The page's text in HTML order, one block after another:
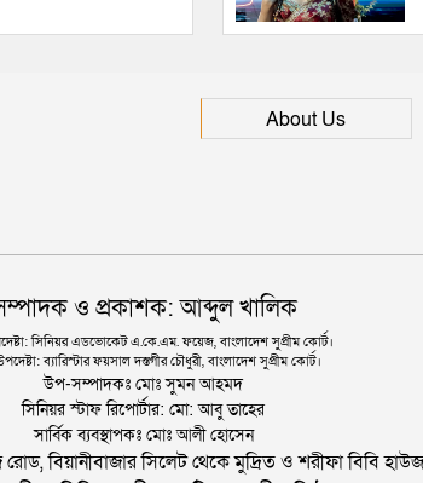
About Us
ও প্রকাশক: আব্দুল খালিক
সিনিয়র এডভোকেট এ.কে.এম. ফয়েজ, বাংলাদেশ সুপ্রীম কোর্ট।
ব্যারিস্টার ফয়সাল দস্তগীর চৌধুরী, বাংলাদেশ সুপ্রীম কোর্ট।
উপ-সম্পাদকঃ মোঃ সুমন আহমদ
সিনিয়র স্টাফ রিপোর্টার: মো: আবু তাহের
সার্বিক ব্যবস্থাপকঃ মোঃ আলী হোসেন
বিয়ানীবাজার সিলেট থেকে মুদ্রিত ও শরীফা বিবি